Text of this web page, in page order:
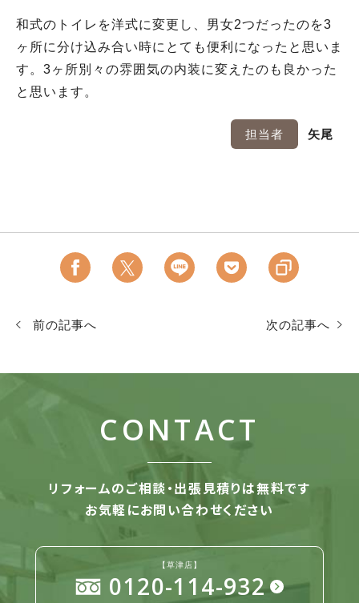
和式のトイレを洋式に変更し、男女2つだったのを3
ヶ所に分け込み合い時にとても便利になったと思いま
す。3ヶ所別々の雰囲気の内装に変えたのも良かった
と思います。
担当者 矢尾
前の記事へ 次の記事へ
CONTACT
リフォームのご相談・出張見積りは無料です
お気軽にお問い合わせください
【草津店】
0120-114-932